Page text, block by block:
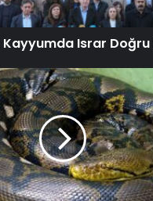
Kayyumda Israr